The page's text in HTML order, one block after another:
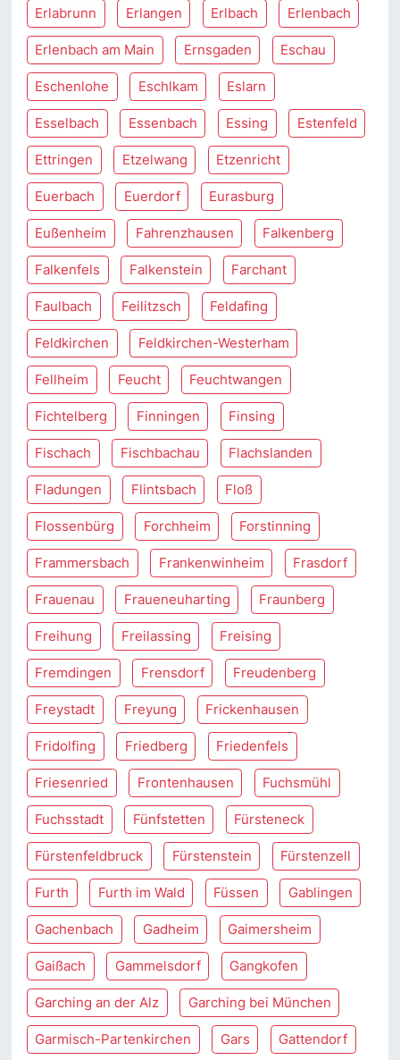
Erlabrunn Erlangen Erlbach Erlenbach
Erlenbach am Main Ernsgaden Eschau
Eschenlohe Eschlkam Eslarn
Esselbach Essenbach Essing Estenfeld
Ettringen Etzelwang Etzenricht
Euerbach Euerdorf Eurasburg
Eußenheim Fahrenzhausen Falkenberg
Falkenfels Falkenstein Farchant
Faulbach Feilitzsch Feldafing
Feldkirchen Feldkirchen-Westerham
Fellheim Feucht Feuchtwangen
Fichtelberg Finningen Finsing
Fischach Fischbachau Flachslanden
Fladungen Flintsbach Floß
Flossenbürg Forchheim Forstinning
Frammersbach Frankenwinheim Frasdorf
Frauenau Fraueneuharting Fraunberg
Freihung Freilassing Freising
Fremdingen Frensdorf Freudenberg
Freystadt Freyung Frickenhausen
Fridolfing Friedberg Friedenfels
Friesenried Frontenhausen Fuchsmühl
Fuchsstadt Fünfstetten Fürsteneck
Fürstenfeldbruck Fürstenstein Fürstenzell
Furth Furth im Wald Füssen Gablingen
Gachenbach Gadheim Gaimersheim
Gaißach Gammelsdorf Gangkofen
Garching an der Alz Garching bei München
Garmisch-Partenkirchen Gars Gattendorf